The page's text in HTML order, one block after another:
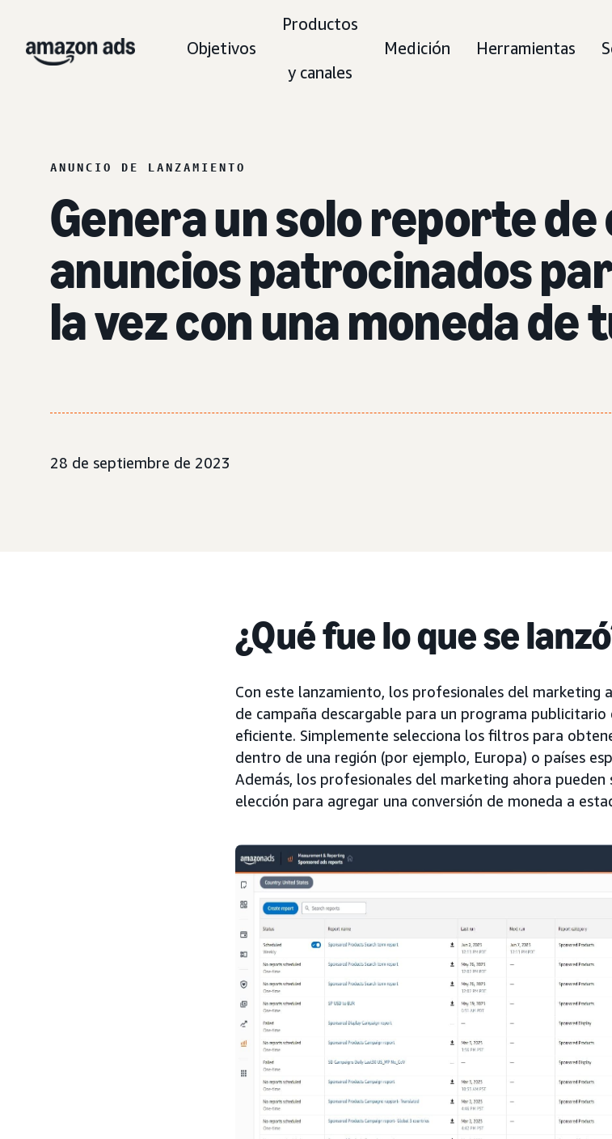
Objetivos
Productos
y canales
Medición Herramientas
ANUNCIO DE LANZAMIENTO
Genera un solo reporte de
anuncios patrocinados
la vez con una moneda de
28 de septiembre de 2023
¿Qué fue lo que se
Con este lanzamiento, los profesionales del marketing
de campaña descargable para un programa publicitario
eficiente. Simplemente selecciona los filtros para
dentro de una región (por ejemplo, Europa) o países
Además, los profesionales del marketing ahora pueden
elección para agregar una conversión de moneda a